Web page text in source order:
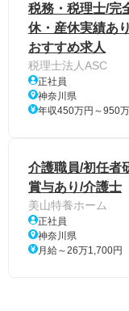
税務・税理士/完
休・産休実績あ
おすすめ求人
税理士法人ASC
正社員
神奈川県
年収450万円～950
介護職員/初任者
賞与あり/介護士
美山特養ホーム
正社員
神奈川県
月給～26万1,700円